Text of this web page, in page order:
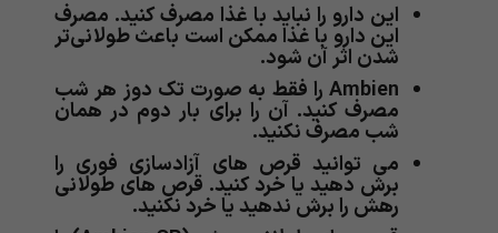
این دارو را نباید با غذا مصرف کنید. مصرف
این دارو با غذا ممکن است باعث طولانی‌تر
شدن اثر آن شود.
Ambien را فقط به صورت تک دوز هر شب
مصرف کنید. آن را برای بار دوم در همان
شب مصرف نکنید.
می توانید قرص های آزادسازی فوری را
برش دهید یا خرد کنید. قرص های طولانی
رهش را برش ندهید یا خرد نکنید.